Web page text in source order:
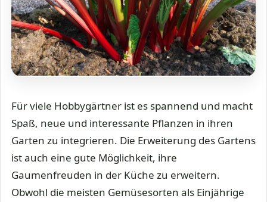
Für viele Hobbygärtner ist es spannend und macht
Spaß, neue und interessante Pflanzen in ihren
Garten zu integrieren. Die Erweiterung des Gartens
ist auch eine gute Möglichkeit, ihre
Gaumenfreuden in der Küche zu erweitern.
Obwohl die meisten Gemüsesorten als Einjährige